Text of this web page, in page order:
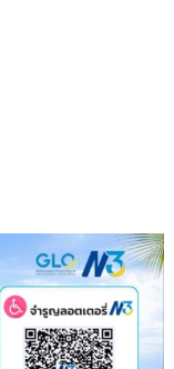
ข้อ
เสนอ
โครงการ
วิจัย
เตรียม
ปั้น